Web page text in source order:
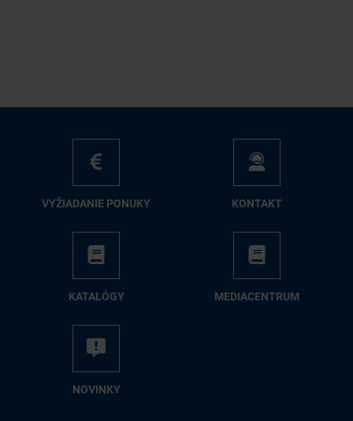
VY­ŽIA­DA­NIE PO­NU­KY KON­TAKT
KA­TA­LÓ­GY ME­DIA­CEN­TRUM
NO­VIN­KY